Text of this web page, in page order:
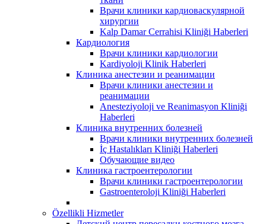
Врачи клиники кардиоваскулярной
хирургии
Kalp Damar Cerrahisi Kliniği Haberleri
Кардиология
Врачи клиники кардиологии
Kardiyoloji Klinik Haberleri
Клиника анестезии и реанимации
Врачи клиники анестезии и
реанимации
Anesteziyoloji ve Reanimasyon Kliniği
Haberleri
Клиника внутренних болезней
Врачи клиники внутренних болезней
İç Hastalıkları Kliniği Haberleri
Обучающие видео
Клиника гастроентерологии
Врачи клиники гастроентерологии
Gastroenteroloji Kliniği Haberleri
Özellikli Hizmetler